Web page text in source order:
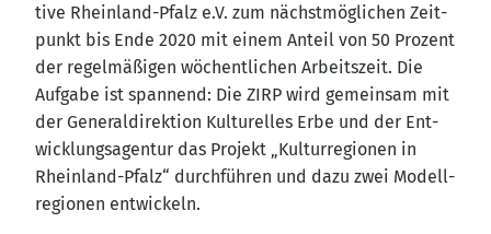
ti­ve Rhein­land-Pfalz e.V. zum nächst­mög­li­chen Zeit­
punkt bis Ende 2020 mit einem Anteil von 50 Pro­zent
der regel­mä­ßi­gen wöchent­li­chen Arbeits­zeit. Die
Auf­ga­be ist span­nend: Die ZIRP wird gemein­sam mit
der Gene­ral­di­rek­ti­on Kul­tu­rel­les Erbe und der Ent­
wick­lungs­agen­tur das Pro­jekt „Kul­tur­re­gio­nen in
Rhein­land-Pfalz“ durch­füh­ren und dazu zwei Modell­
re­gio­nen entwickeln.